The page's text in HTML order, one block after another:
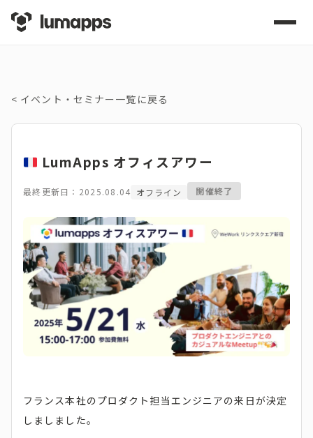
< イベント・セミナー一覧に戻る
LumApps オフィスアワー
最終更新日：2025.08.04 オフライン 開催終了
フランス本社のプロダクト担当エンジニアの来日が決定
しましました。